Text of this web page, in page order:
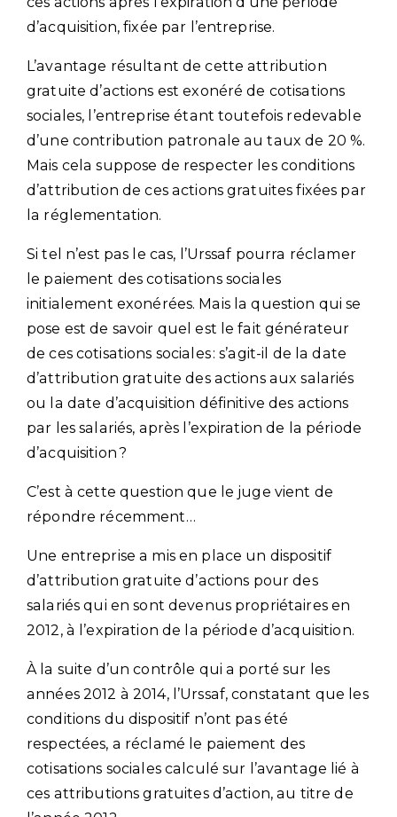
d’acquisition, fixée par l’entreprise.
L’avantage résultant de cette attribution
gratuite d’actions est exonéré de cotisations
sociales, l’entreprise étant toutefois redevable
d’une contribution patronale au taux de 20 %.
Mais cela suppose de respecter les conditions
d’attribution de ces actions gratuites fixées par
la réglementation.
Si tel n’est pas le cas, l’Urssaf pourra réclamer
le paiement des cotisations sociales
initialement exonérées. Mais la question qui se
pose est de savoir quel est le fait générateur
de ces cotisations sociales : s’agit-il de la date
d’attribution gratuite des actions aux salariés
ou la date d’acquisition définitive des actions
par les salariés, après l’expiration de la période
d’acquisition ?
C’est à cette question que le juge vient de
répondre récemment…
Une entreprise a mis en place un dispositif
d’attribution gratuite d’actions pour des
salariés qui en sont devenus propriétaires en
2012, à l’expiration de la période d’acquisition.
À la suite d’un contrôle qui a porté sur les
années 2012 à 2014, l’Urssaf, constatant que les
conditions du dispositif n’ont pas été
respectées, a réclamé le paiement des
cotisations sociales calculé sur l’avantage lié à
ces attributions gratuites d’action, au titre de